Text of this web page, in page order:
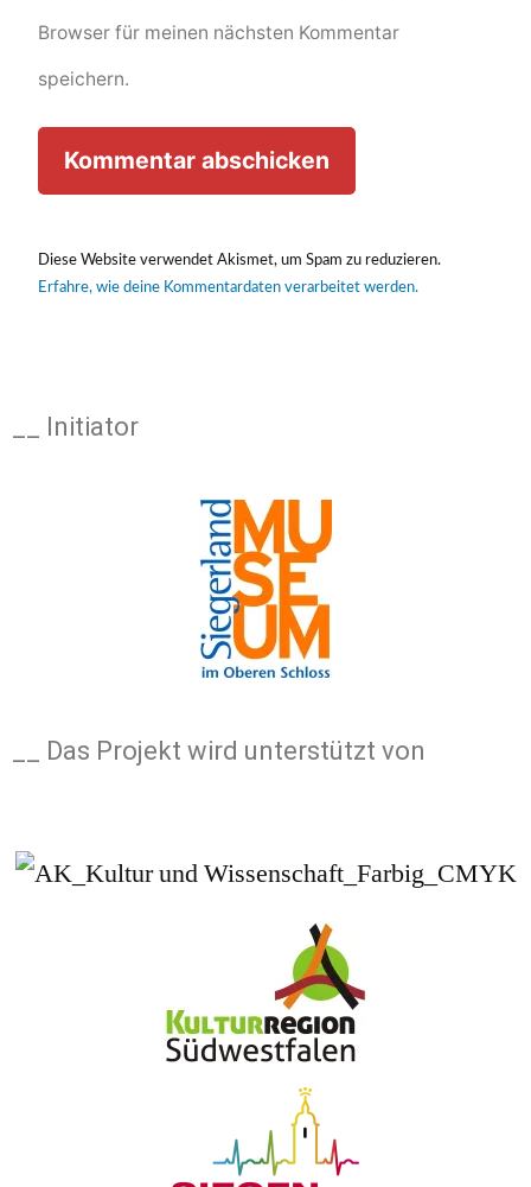
Browser für meinen nächsten Kommentar
speichern.
Diese Website verwendet Akismet, um Spam zu reduzieren.
Erfahre, wie deine Kommentardaten verarbeitet werden.
__ Initiator
__ Das Projekt wird unterstützt von